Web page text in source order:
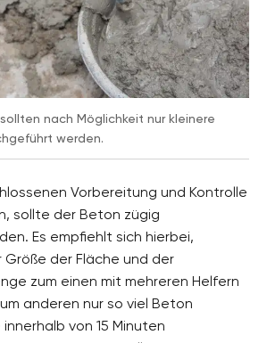
nach Möglichkeit nur kleinere
werden.
Vorbereitung und Kontrolle
sollte der Beton zügig
Es empfiehlt sich hierbei,
der Fläche und der
zum einen mit mehreren Helfern
anderen nur so viel Beton
von 15 Minuten